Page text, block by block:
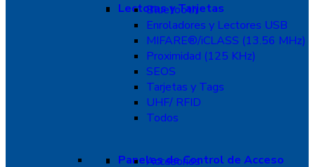
Lectoras y Tarjetas
Bluetooth
Enroladores y Lectores USB
MIFARE®/iCLASS (13.56 MHz)
Proximidad (125 KHz)
SEOS
Tarjetas y Tags
UHF/ RFID
Todos
Paneles de Control de Acceso
Accesorios